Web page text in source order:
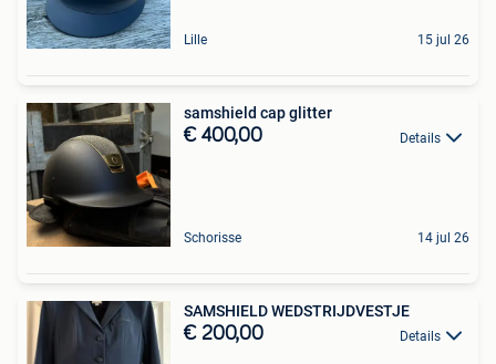
Lille 15 jul 26
samshield cap glitter
€ 400,00 Details
Schorisse 14 jul 26
SAMSHIELD WEDSTRIJDVESTJE
€ 200,00 Details